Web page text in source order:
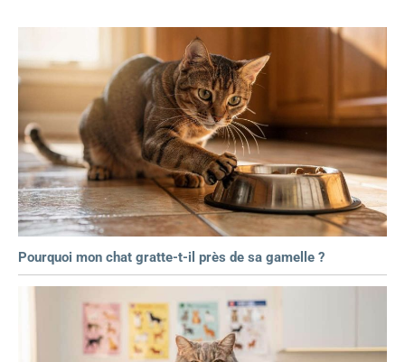
Pourquoi mon chat gratte-t-il près de sa gamelle ?